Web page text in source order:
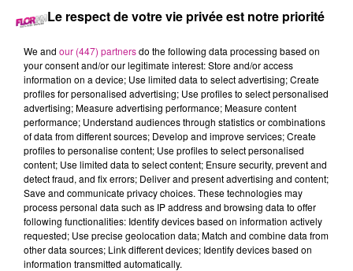
3 octobre 2025 - 3 min 21 sec
68 NEWS DU 03 OCTOBRE
Retrouvez les 68 news du 03 octobre avecTerranimo
Colmar, Sierentz et Burnhaupt-le-Haut, votre animalerie dans
le Haut-Rhin
Le respect de votre vie privée est notre priorité
We and our (447) partnersdo the following data processing based on
your consent and/or our legitimate interest: Store and/or access
information on a device; Use limited data to select advertising; Create
profiles for personalised advertising; Use profiles to select personalised
advertising; Measure advertising performance; Measure content
performance; Understand audiences through statistics or combinations
of data from different sources; Develop and improve services; Create
profiles to personalise content; Use profiles to select personalised
content; Use limited data to select content; Ensure security, prevent and
detect fraud, and fix errors; Deliver and present advertising and content;
Save and communicate privacy choices. These technologies may
process personal data such as IP address and browsing data to offer
following functionalities: Identify devices based on information actively
requested; Use precise geolocation data; Match and combine data from
other data sources; Link different devices; Identify devices based on
information transmitted automatically.